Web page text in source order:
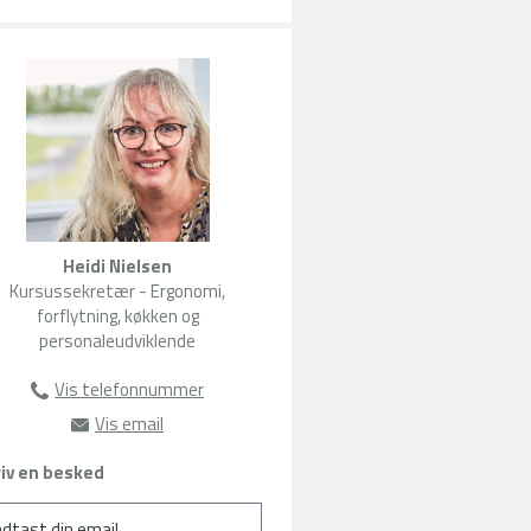
Heidi Nielsen
Kursussekretær - Ergonomi,
forflytning, køkken og
personaleudviklende
Vis telefonnummer
22104142
Vis emailhn@amu-fyn.dk
en besked